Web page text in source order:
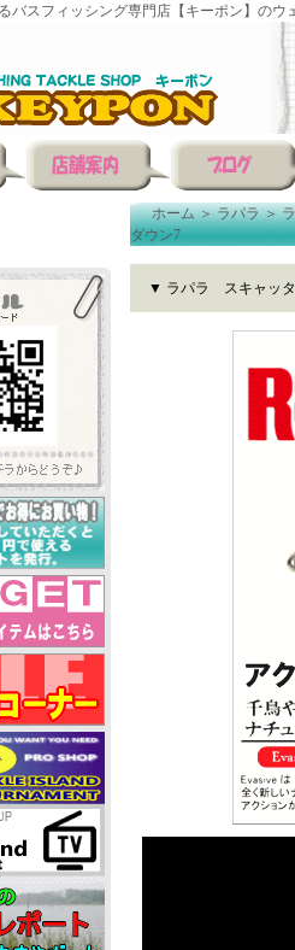
バスフィッシング専門店【キーポン】のウ
ホーム＞ラパラ＞
ダウン7
▼ ラパラ スキャッ